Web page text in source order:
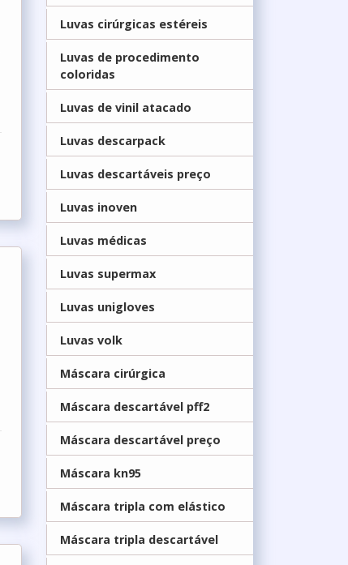
Luvas cirúrgicas estéreis
Luvas de procedimento
coloridas
Luvas de vinil atacado
Luvas descarpack
Luvas descartáveis preço
Luvas inoven
Luvas médicas
Luvas supermax
Luvas unigloves
Luvas volk
Máscara cirúrgica
Máscara descartável pff2
Máscara descartável preço
Máscara kn95
Máscara tripla com elástico
Máscara tripla descartável